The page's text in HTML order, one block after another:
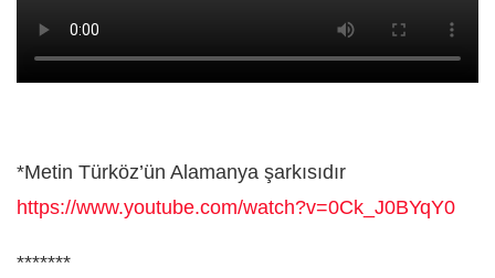
*Metin Türköz’ün Alamanya şarkısıdır
https://www.youtube.com/watch?v=0Ck_J0BYqY0
*******